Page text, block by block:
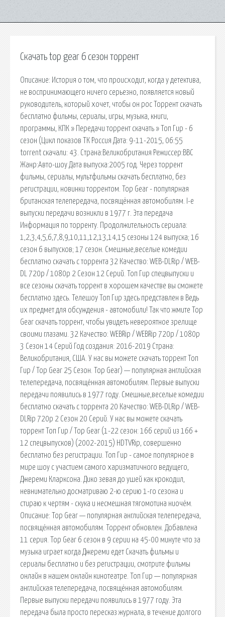
Скачать top gear 6 сезон торрент
Описание: История о том, что происходит, когда у детектива,
не воспринимающего ничего серьезно, появляется новый
руководитель, который хочет, чтобы он рос Торрент скачать
бесплатно фильмы, сериалы, игры, музыка, книги,
программы, КПК » Передачи торрент скачать » Топ Гир - 6
сезон (Цикл показов ТК Россия Дата: 9-11-2015, 06:55
torrent скачали: 43. Страна:Великобритания Режиссер:BBC
Жанр:Авто-шоу Дата выпуска:2005 год. Через торрент
фильмы, сериалы, мультфильмы скачать бесплатно, без
регистрации, новинки торрентом. Top Gear - популярная
британская телепередача, посвящённая автомобилям. I-е
выпуски передачи возникли в 1977 г. Эта передача
Информация по торренту. Продолжительность сериала:
1,2,3,4,5,6,7,8,9,10,11,12,13,14,15 сезоны 124 выпуска; 16
сезон 6 выпусков; 17 сезон. Смешные,веселые комедии
бесплатно скачать с торрента 32 Качество: WEB-DLRip / WEB-
DL 720p / 1080p 2 Сезон 12 Серий. Топ Гир спецвыпуски и
все сезоны скачать торрент в хорошем качестве вы сможете
бесплатно здесь. Телешоу Топ Гир здесь представлен в Ведь
их предмет для обсуждения - автомобили! Так что жмите Top
Gear скачать торрент, чтобы увидеть невероятное зрелище
своими глазами. 32 Качество: WEBRip / WEBRip 720p / 1080p
3 Сезон 14 Серий Год создания: 2016-2019 Страна:
Великобритания, США. У нас вы можете скачать торрент Топ
Гир / Top Gear 25 Сезон. Top Gear) — популярная английская
телепередача, посвящённая автомобилям. Первые выпуски
передачи появились в 1977 году. Смешные,веселые комедии
бесплатно скачать с торрента 20 Качество: WEB-DLRip / WEB-
DLRip 720p 2 Сезон 20 Серий. У нас вы можете скачать
торрент Топ Гир / Top Gear (1-22 сезон: 166 серий из 166 +
12 спецвыпусков) (2002-2015) HDTVRip, совершенно
бесплатно без регистрации. Топ Гир - самое популярное в
мире шоу с участием самого харизматичного ведущего,
Джереми Кларксона. Дико зевая до ушей как крокодил,
невнимательно досматриваю 2-ю серию 1-го сезона и
стираю к чертям - скука и несмешная тягомотина ниочём.
Описание: Top Gear — популярная английская телепередача,
посвящённая автомобилям. Торрент обновлен. Добавлена
11 серия. Top Gear 6 сезон в 9 серии на 45-00 минуте что за
музыка играет когда Джереми едет Скачать фильмы и
сериалы бесплатно и без регистрации, смотрите фильмы
онлайн в нашем онлайн кинотеатре. Топ Гир — популярная
английская телепередача, посвящённая автомобилям.
Первые выпуски передачи появились в 1977 году. Эта
передача была просто пересказ журнала, в течение долгого